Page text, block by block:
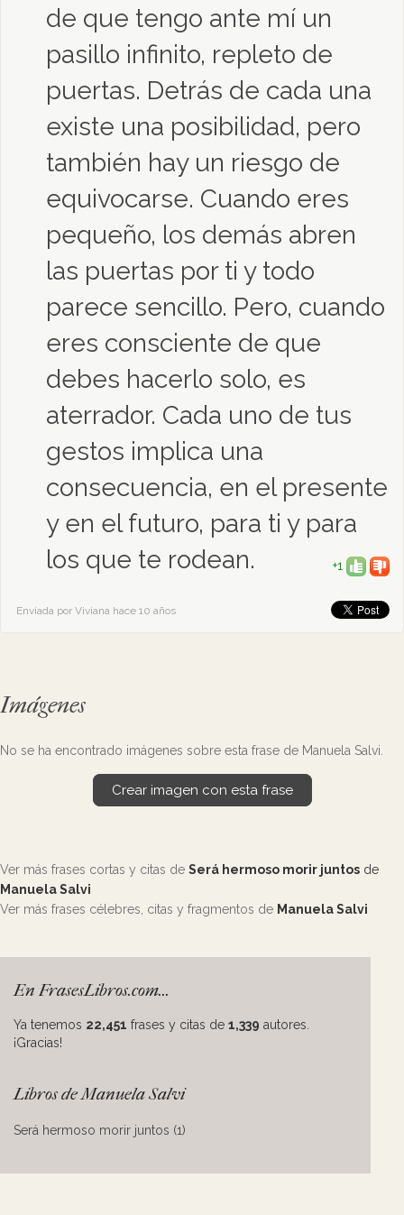
de que tengo ante mí un
pasillo infinito, repleto de
puertas. Detrás de cada una
existe una posibilidad, pero
también hay un riesgo de
equivocarse. Cuando eres
pequeño, los demás abren
las puertas por ti y todo
parece sencillo. Pero, cuando
eres consciente de que
debes hacerlo solo, es
aterrador. Cada uno de tus
gestos implica una
consecuencia, en el presente
y en el futuro, para ti y para
los que te rodean.
+1
Enviada por Viviana hace 10 años
Imágenes
No se ha encontrado imágenes sobre esta frase de Manuela Salvi.
Crear imagen con esta frase
Ver más frases cortas y citas de Será hermoso morir juntos de
Manuela Salvi
Ver más frases célebres, citas y fragmentos de Manuela Salvi
En FrasesLibros.com...
Ya tenemos 22,451 frases y citas de 1,339 autores.
¡Gracias!
Libros de Manuela Salvi
Será hermoso morir juntos (1)